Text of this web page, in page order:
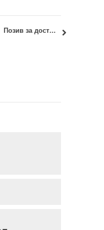
Позив за достављање радова за SAJ: Serbian Architectural Journal број 14, свеска 2